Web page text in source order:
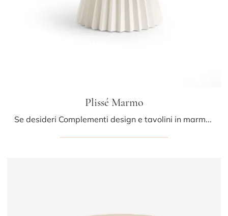
Plissé Marmo
Se desideri Complementi design e tavolini in marmo scopri di più sul modello Plissé Marmo dell'azienda Midj.